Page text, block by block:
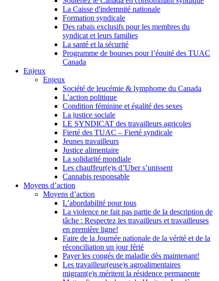
La Caisse d'indemnité nationale
Formation syndicale
Des rabais exclusifs pour les membres du
syndicat et leurs families
La santé et la sécurité
Programme de bourses pour l’équité des TUAC
Canada
Enjeux
Enjeux
Société de leucémie & lymphome du Canada
L’action politique
Condition féminine et égalité des sexes
La justice sociale
LE SYNDICAT des travailleurs agricoles
Fierté des TUAC – Fierté syndicale
Jeunes travailleurs
Justice alimentaire
La solidarité mondiale
Les chauffeur(e)s d’Uber s’unissent
Cannabis responsable
Moyens d’action
Moyens d’action
L’abordabilité pour tous
La violence ne fait pas partie de la description de
tâche : Respectez les travailleurs et travailleuses
en première ligne!
Faire de la Journée nationale de la vérité et de la
réconciliation un jour férié
Payer les congés de maladie dès maintenant!
Les travailleur(euse)s agroalimentaires
migrant(e)s méritent la résidence permanente